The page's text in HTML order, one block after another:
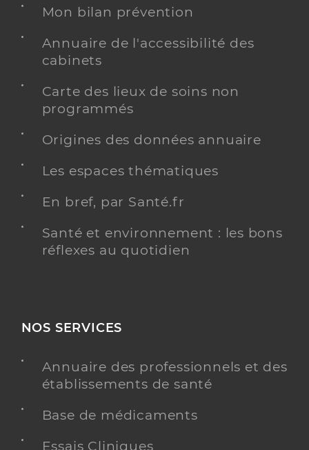
Mon bilan prévention
Annuaire de l'accessibilité des
cabinets
Carte des lieux de soins non
programmés
Origines des données annuaire
Les espaces thématiques
En bref, par Santé.fr
Santé et environnement : les bons
réflexes au quotidien
NOS SERVICES
Annuaire des professionnels et des
établissements de santé
Base de médicaments
Essais Cliniques